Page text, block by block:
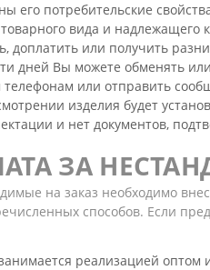
его потребительские
вида и надлежащего
доплатить или получить
дней Вы можете обменять
или отправить
изделия будет
и нет документов,
ЗА
на заказ необходимо
способов. Если
реализацией оптом